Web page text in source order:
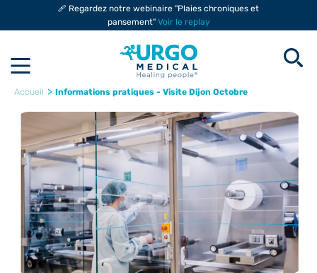
🩹 Regardez notre webinaire "Plaies chroniques et
pansement" Voir le replay
Accueil > Informations pratiques - Visite Dijon Octobre